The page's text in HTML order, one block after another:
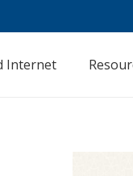
Internet